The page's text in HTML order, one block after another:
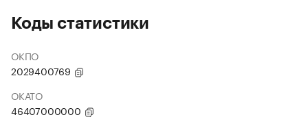
Коды статистики
ОКПО
2029400769
ОКАТО
46407000000